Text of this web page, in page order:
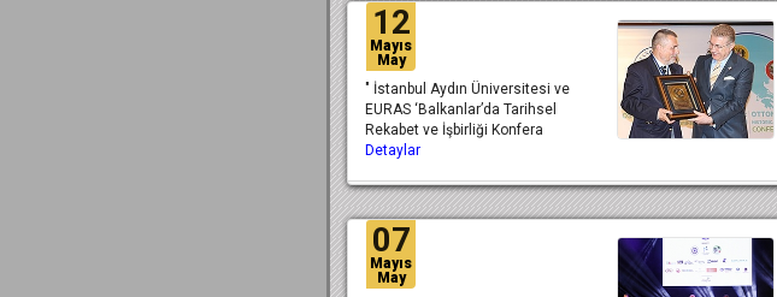
12
Mayıs
May
" İstanbul Aydın Üniversitesi ve
EURAS ‘Balkanlar’da Tarihsel
Rekabet ve İşbirliği Konfera
Detaylar
07
Mayıs
May